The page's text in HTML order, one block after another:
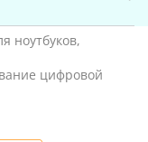
ноутбуков,
цифровой